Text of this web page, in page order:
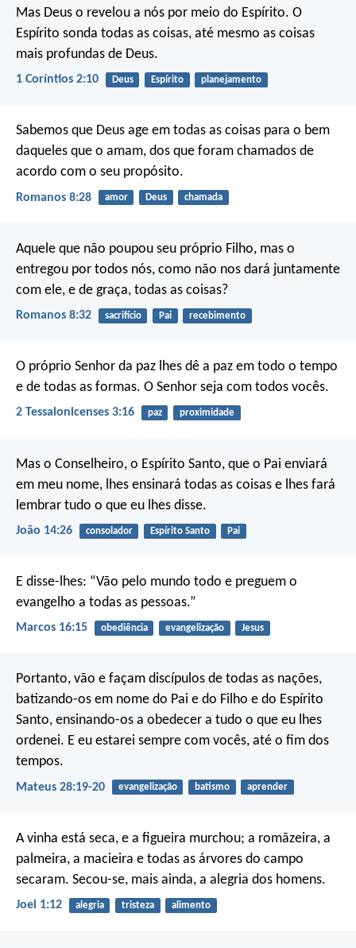
Mas Deus o revelou a nós por meio do Espírito. O
Espírito sonda todas as coisas, até mesmo as coisas
mais profundas de Deus.
1 Coríntios 2:10 Deus Espírito planejamento
Sabemos que Deus age em todas as coisas para o bem
daqueles que o amam, dos que foram chamados de
acordo com o seu propósito.
Romanos 8:28 amor Deus chamada
Aquele que não poupou seu próprio Filho, mas o
entregou por todos nós, como não nos dará juntamente
com ele, e de graça, todas as coisas?
Romanos 8:32 sacrifício Pai recebimento
O próprio Senhor da paz lhes dê a paz em todo o tempo
e de todas as formas. O Senhor seja com todos vocês.
2 Tessalonicenses 3:16 paz proximidade
Mas o Conselheiro, o Espírito Santo, que o Pai enviará
em meu nome, lhes ensinará todas as coisas e lhes fará
lembrar tudo o que eu lhes disse.
João 14:26 consolador Espírito Santo Pai
E disse-lhes: “Vão pelo mundo todo e preguem o
evangelho a todas as pessoas.”
Marcos 16:15 obediência evangelização Jesus
Portanto, vão e façam discípulos de todas as nações,
batizando-os em nome do Pai e do Filho e do Espírito
Santo, ensinando-os a obedecer a tudo o que eu lhes
ordenei. E eu estarei sempre com vocês, até o fim dos
tempos.
Mateus 28:19-20 evangelização batismo aprender
A vinha está seca, e a figueira murchou; a romãzeira, a
palmeira, a macieira e todas as árvores do campo
secaram. Secou-se, mais ainda, a alegria dos homens.
Joel 1:12 alegria tristeza alimento